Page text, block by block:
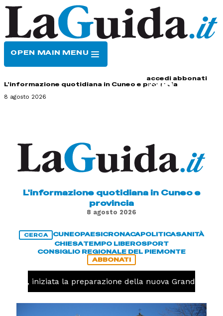
OPEN MAIN MENU
accedi abbonati
L'informazione quotidiana in Cuneo e provincia
8 agosto 2026
L'informazione quotidiana in Cuneo e
provincia
8 agosto 2026
CERCA CUNEOPAESICRONACAPOLITICASANITÀ
CHIESATEMPO LIBEROSPORT
CONSIGLIO REGIONALE DEL PIEMONTE
ABBONATI
iniziata la preparazione della nuova Granda Volley